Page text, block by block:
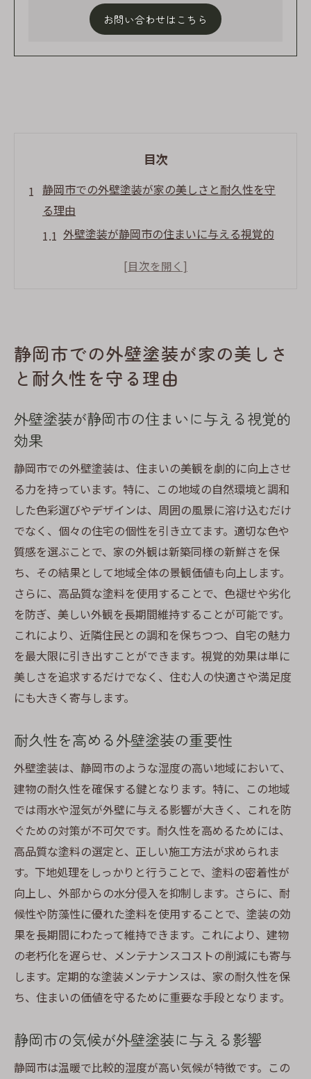
お問い合わせはこちら
目次
静岡市での外壁塗装が家の美しさと耐久性を守
る理由
外壁塗装が静岡市の住まいに与える視覚的
耐久性を高める外壁塗装の重要性
外壁塗装による静岡市の住まいの保護
静岡市での外壁塗装の成功事例
ポイント
雨季の多い静岡市での塗装対策
静岡市の冬季に備える外壁塗装
気候変動を考慮した静岡市の塗装選び
静岡市での外壁塗装に最適な季節
外壁塗装で静岡市の自然環境に適応
静岡市での外壁塗装における塗料選びの重要性
静岡市で人気のある外壁塗料の種類
耐久性を考慮した静岡市の塗料選び
静岡市の気候に適した塗料の特徴
静岡市でおすすめの環境に優しい塗料
静岡市での塗料選びで失敗しないコツ
外壁塗装を通じて静岡市の住まいを理想の空間
に変える方法
デザイン性を高める静岡市の外壁塗装アイ
デア
静岡市の住まいに最適な色選びのテクニッ
ク
静岡市の外壁塗装でモダンな印象を演出
静岡市での外壁塗装による快適な住環境の
実現
静岡市の地域性を反映した外壁デザイン
静岡市の外壁塗装で叶える理想的な住まい
静岡市の気候に適した外壁塗装の具体的な施工
静岡市での外壁塗装施工の基本ステップ
外壁塗装で静岡市の湿度に対応する方法
静岡市での外壁塗装が家の美しさ
と耐久性を守る理由
外壁塗装が静岡市の住まいに与える視覚的
効果
静岡市での外壁塗装は、住まいの美観を劇的に向上させ
る力を持っています。特に、この地域の自然環境と調和
した色彩選びやデザインは、周囲の風景に溶け込むだけ
でなく、個々の住宅の個性を引き立てます。適切な色や
質感を選ぶことで、家の外観は新築同様の新鮮さを保
ち、その結果として地域全体の景観価値も向上します。
さらに、高品質な塗料を使用することで、色褪せや劣化
を防ぎ、美しい外観を長期間維持することが可能です。
これにより、近隣住民との調和を保ちつつ、自宅の魅力
を最大限に引き出すことができます。視覚的効果は単に
美しさを追求するだけでなく、住む人の快適さや満足度
にも大きく寄与します。
耐久性を高める外壁塗装の重要性
外壁塗装は、静岡市のような湿度の高い地域において、
建物の耐久性を確保する鍵となります。特に、この地域
では雨水や湿気が外壁に与える影響が大きく、これを防
ぐための対策が不可欠です。耐久性を高めるためには、
高品質な塗料の選定と、正しい施工方法が求められま
す。下地処理をしっかりと行うことで、塗料の密着性が
向上し、外部からの水分侵入を抑制します。さらに、耐
候性や防藻性に優れた塗料を使用することで、塗装の効
果を長期間にわたって維持できます。これにより、建物
の老朽化を遅らせ、メンテナンスコストの削減にも寄与
します。定期的な塗装メンテナンスは、家の耐久性を保
ち、住まいの価値を守るために重要な手段となります。
静岡市の気候が外壁塗装に与える影響
静岡市は温暖で比較的湿度が高い気候が特徴です。この